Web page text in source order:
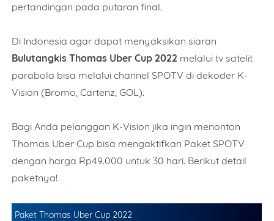
pertandingan pada putaran final.
Di Indonesia agar dapat menyaksikan siaran
Bulutangkis Thomas Uber Cup 2022 melalui tv satelit
parabola bisa melalui channel SPOTV di dekoder K-
Vision (Bromo, Cartenz, GOL).
Bagi Anda pelanggan K-Vision jika ingin menonton
Thomas Uber Cup bisa mengaktifkan Paket SPOTV
dengan harga Rp49.000 untuk 30 hari. Berikut detail
paketnya!
Paket Thomas Uber Cup 2022